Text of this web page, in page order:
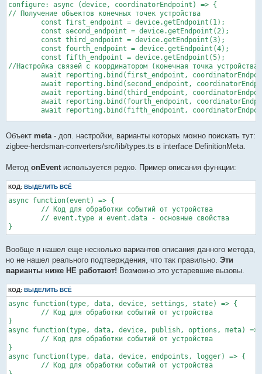
configure: async (device, coordinatorEndpoint) => {
// Получение объектов конечных точек устройства
        const first_endpoint = device.getEndpoint(1);
        const second_endpoint = device.getEndpoint(2);
        const third_endpoint = device.getEndpoint(3);
        const fourth_endpoint = device.getEndpoint(4);
        const fifth_endpoint = device.getEndpoint(5);
//Настройка связей с координатором (конечная точка
await reporting.bind(first_endpoint,
await reporting.bind(second_endpoint,
await reporting.bind(third_endpoint,
await reporting.bind(fourth_endpoint,
await reporting.bind(fifth_endpoint,
await
await
await third_endpoint.read('seMetering', [0xF001]); //
await third_endpoint.read('seMetering', [0xF002]); //
await
await fifth_endpoint.read('msTemperatureMeasurement',
//Настройка стандартных отчетов. Все стандартные отчеты
        await reporting.rmsVoltage(second_endpoint);
        await reporting.rmsCurrent(second_endpoint);
        await reporting.activePower(second_endpoint);
// В данном случае по умолчанию значение 100, а меняется на
await reporting.temperature(fourth_endpoint,{change:
await reporting.temperature(fifth_endpoint,{change:
//Конфигурирование отчета без стандартных моделей
//Кластер, наименование аттрибута и его основные параметры
await
await
await
await
await
	},
Объект meta- доп. настройки, варианты которых можно поискать тут:
zigbee-herdsman-converters/src/lib/types.ts в interface DefinitionMeta.
Метод onEventиспользуется редко. Пример описания функции:
КОД: ВЫДЕЛИТЬ ВСЁ
async function(event) => {
}
Вообще я нашел еще несколько вариантов описания данного метода,
но не нашел реального подтверждения, что так правильно. Эти
варианты ниже НЕ работают! Возможно это устаревшие вызовы.
КОД: ВЫДЕЛИТЬ ВСЁ
async function(type, data, device, settings, state) => {
}
async function(type, data, device, publish, options, meta) =>
}
async function(type, data, device, endpoints, logger) => {